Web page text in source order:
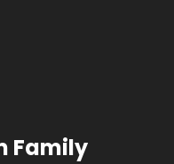
Family